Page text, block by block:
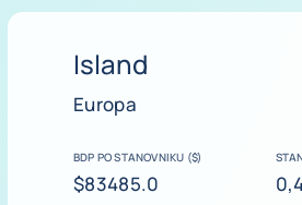
Island
Europa
BDP PO STANOVNIKU ($)
$83485.0